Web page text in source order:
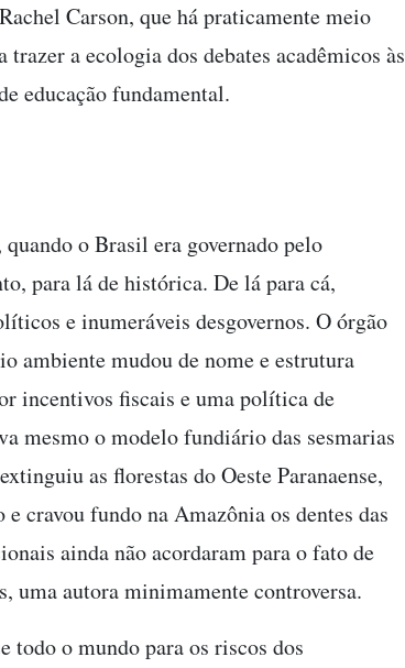
Carson, que há praticamente meio
a ecologia dos debates acadêmicos às
educação fundamental.
o Brasil era governado pelo
para lá de histórica. De lá para cá,
e inumeráveis desgovernos. O órgão
ambiente mudou de nome e estrutura
incentivos fiscais e uma política de
mesmo o modelo fundiário das sesmarias
as florestas do Oeste Paranaense,
cravou fundo na Amazônia os dentes das
ainda não acordaram para o fato de
uma autora minimamente controversa.
todo o mundo para os riscos dos